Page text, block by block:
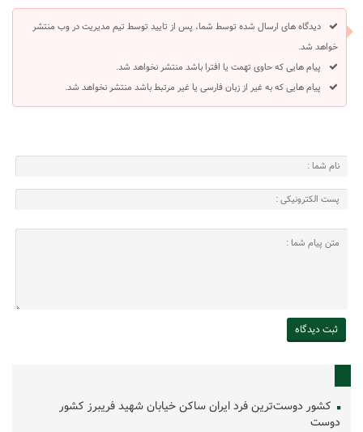
دیدگاه های ارسال شده توسط شما، پس از تایید توسط تیم مدیریت در وب منتشر
خواهد شد.
پیام هایی که حاوی تهمت یا افترا باشد منتشر نخواهد شد.
پیام هایی که به غیر از زبان فارسی یا غیر مرتبط باشد منتشر نخواهد شد.
کشور دوست‌ترین فرد ایران ساکن خیابان شهید فریبرز کشور
دوست